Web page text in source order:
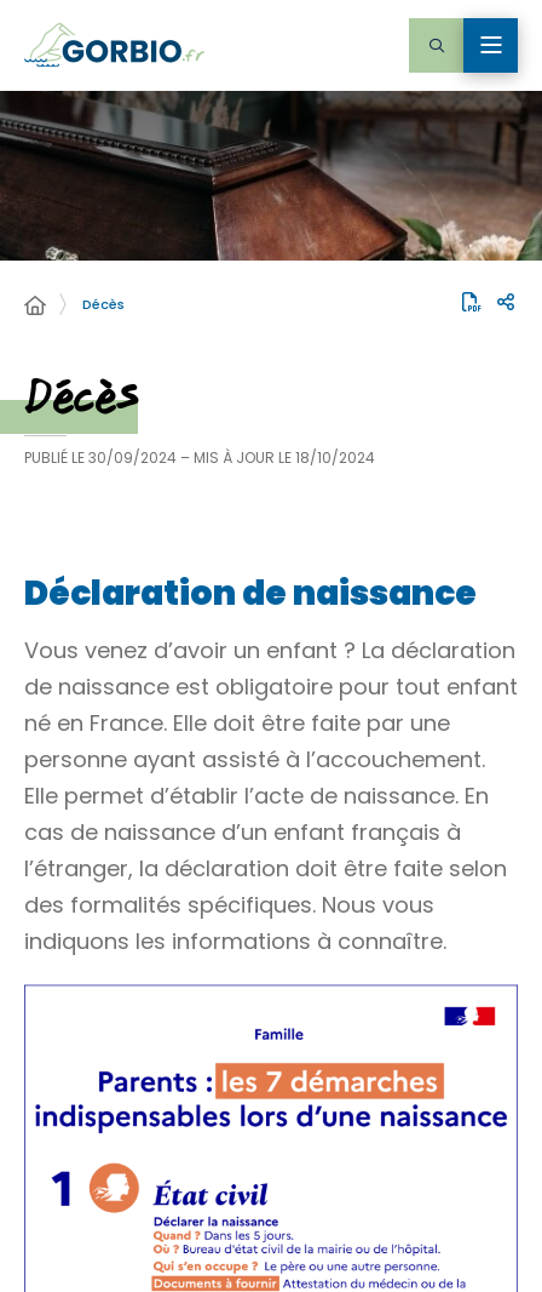
Décès
Décès
PUBLIÉ LE30/09/2024 – MIS À JOUR LE18/10/2024
Déclaration de naissance
Vous venez d’avoir un enfant ? La déclaration
de naissance est obligatoire pour tout enfant
né en France. Elle doit être faite par une
personne ayant assisté à l’accouchement.
Elle permet d’établir l’acte de naissance. En
cas de naissance d’un enfant français à
l’étranger, la déclaration doit être faite selon
des formalités spécifiques. Nous vous
indiquons les informations à connaître.